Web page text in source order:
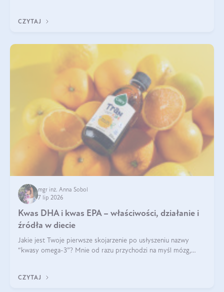
CZYTAJ
mgr inż. Anna Sobol
7 lip 2026
Kwas DHA i kwas EPA – właściwości, działanie i
źródła w diecie
Jakie jest Twoje pierwsze skojarzenie po usłyszeniu nazwy
“kwasy omega-3”? Mnie od razu przychodzi na myśl mózg,
EPA.
CZYTAJ